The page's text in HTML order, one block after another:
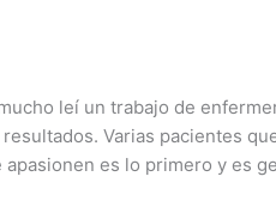
leí un trabajo de
Varias pacientes
es lo primero y es